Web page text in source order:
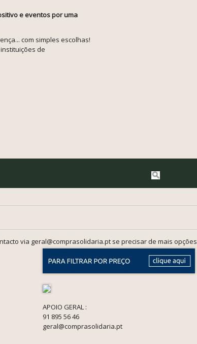
e eventos por uma
com simples escolhas!
de
via geral@comprasolidaria.pt se precisar de mais opções
APOIO GERAL :
91 895 56 46
geral@comprasolidaria.pt